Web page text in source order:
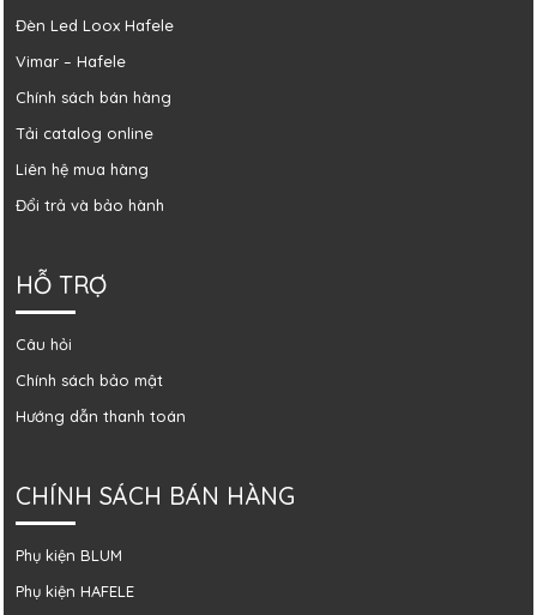
Đèn Led Loox Hafele
Vimar – Hafele
Chính sách bán hàng
Tải catalog online
Liên hệ mua hàng
Đổi trả và bảo hành
HỖ TRỢ
Câu hỏi
Chính sách bảo mật
Hướng dẫn thanh toán
CHÍNH SÁCH BÁN HÀNG
Phụ kiện BLUM
Phụ kiện HAFELE